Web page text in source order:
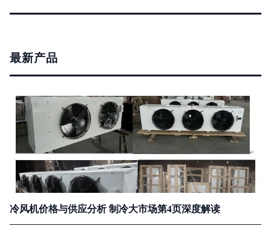
最新产品
冷风机价格与供应分析 制冷大市场第4页深度解读